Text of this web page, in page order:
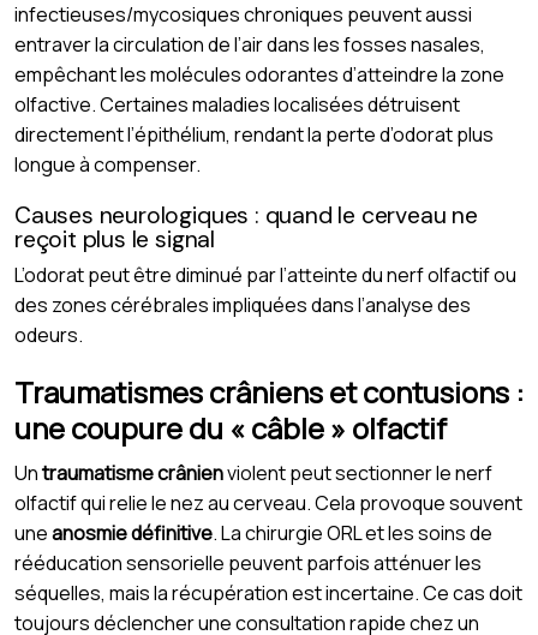
infectieuses/mycosiques chroniques peuvent aussi
entraver la circulation de l’air dans les fosses nasales,
empêchant les molécules odorantes d’atteindre la zone
olfactive. Certaines maladies localisées détruisent
directement l’épithélium, rendant la perte d’odorat plus
longue à compenser.
Causes neurologiques : quand le cerveau ne
reçoit plus le signal
L’odorat peut être diminué par l’atteinte du nerf olfactif ou
des zones cérébrales impliquées dans l’analyse des
odeurs.
Traumatismes crâniens et contusions :
une coupure du « câble » olfactif
Untraumatisme crânienviolent peut sectionner le nerf
olfactif qui relie le nez au cerveau. Cela provoque souvent
uneanosmie définitive. La chirurgie ORL et les soins de
rééducation sensorielle peuvent parfois atténuer les
séquelles, mais la récupération est incertaine. Ce cas doit
toujours déclencher une consultation rapide chez un